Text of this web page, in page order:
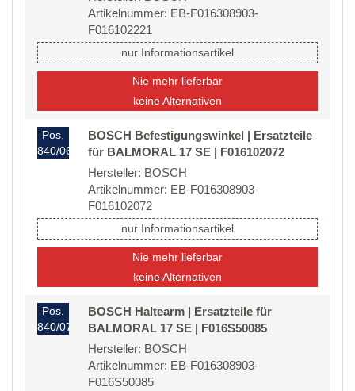
Artikelnummer: EB-F016308903-
F016102221
nur Informationsartikel
Nie mehr lieferbar
keine Alternativen
Pos.
840/06
BOSCH Befestigungswinkel | Ersatzteile
für BALMORAL 17 SE | F016102072
Hersteller: BOSCH
Artikelnummer: EB-F016308903-
F016102072
nur Informationsartikel
Nie mehr lieferbar
keine Alternativen
Pos.
840/07
BOSCH Haltearm | Ersatzteile für
BALMORAL 17 SE | F016S50085
Hersteller: BOSCH
Artikelnummer: EB-F016308903-
F016S50085